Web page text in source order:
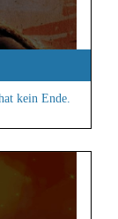
kein Ende.